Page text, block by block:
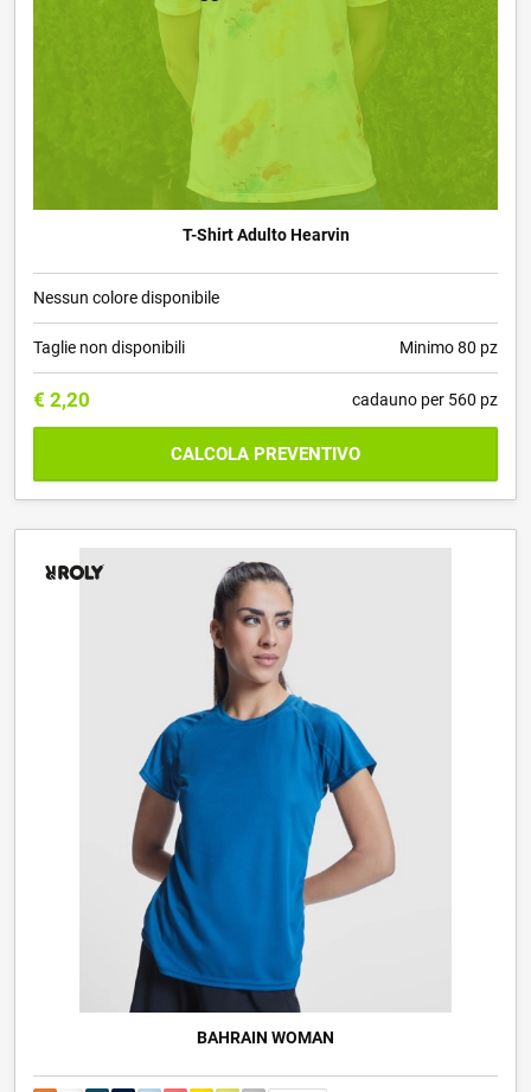
T-Shirt Adulto Hearvin
Nessun colore disponibile
Taglie non disponibili Minimo 80 pz
€ 2,20 cadauno per 560 pz
CALCOLA PREVENTIVO
BAHRAIN WOMAN